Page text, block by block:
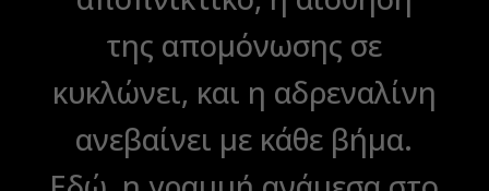
της απομόνωσης σε
κυκλώνει, και η αδρεναλίνη
ανεβαίνει με κάθε βήμα.